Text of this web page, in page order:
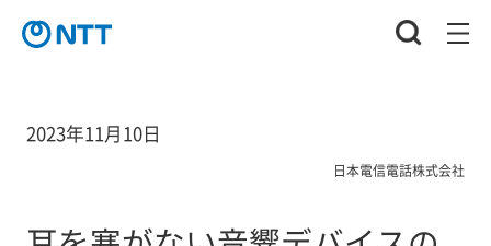
2023年11月10日
日本電信電話株式会社